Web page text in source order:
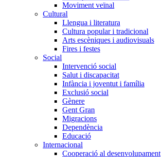
Moviment veïnal
Cultural
Llengua i literatura
Cultura popular i tradicional
Arts escèniques i audiovisuals
Fires i festes
Social
Intervenció social
Salut i discapacitat
Infància i joventut i família
Exclusió social
Gènere
Gent Gran
Migracions
Dependència
Educació
Internacional
Cooperació al desenvolupament